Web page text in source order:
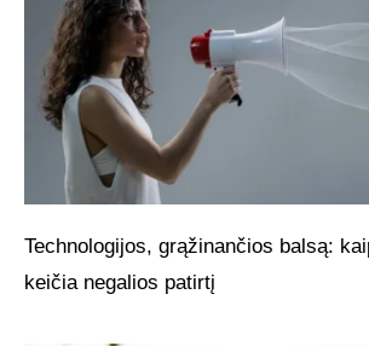
Technologijos, grąžinančios balsą:
keičia negalios patirtį